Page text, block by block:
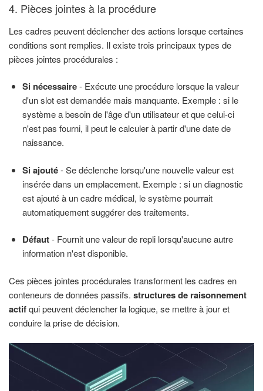
4. Pièces jointes à la procédure
Les cadres peuvent déclencher des actions lorsque certaines
conditions sont remplies. Il existe trois principaux types de
pièces jointes procédurales :
Si nécessaire- Exécute une procédure lorsque la valeur
d'un slot est demandée mais manquante. Exemple : si le
système a besoin de l'âge d'un utilisateur et que celui-ci
n'est pas fourni, il peut le calculer à partir d'une date de
naissance.
Si ajouté- Se déclenche lorsqu'une nouvelle valeur est
insérée dans un emplacement. Exemple : si un diagnostic
est ajouté à un cadre médical, le système pourrait
automatiquement suggérer des traitements.
Défaut- Fournit une valeur de repli lorsqu'aucune autre
information n'est disponible.
Ces pièces jointes procédurales transforment les cadres en
conteneurs de données passifs. structures de raisonnement
actifqui peuvent déclencher la logique, se mettre à jour et
conduire la prise de décision.